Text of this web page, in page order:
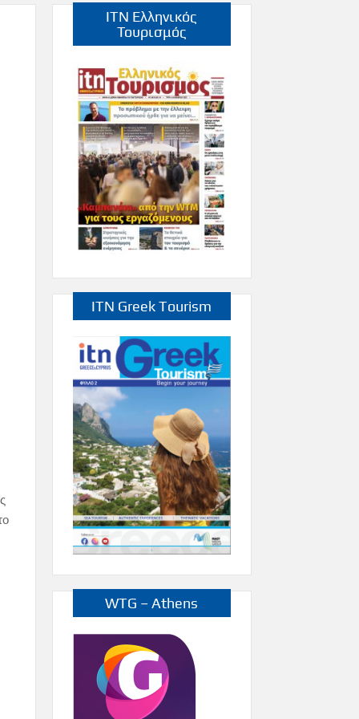
ITN Ελληνικός
Τουρισμός
ITN Greek Tourism
WTG – Athens